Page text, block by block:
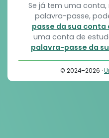
Se já tem uma
palavra-passe,
passe da sua conta
uma conta de
palavra-passe da
© 2024–2026 ·